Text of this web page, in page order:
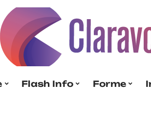
Flash Info Forme